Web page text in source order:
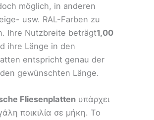
möglich, in anderen
usw. RAL-Farben zu
Ihre Nutzbreite beträgt1,00
ihre Länge in den
entspricht genau der
gewünschten Länge.
Fliesenplatten υπάρχει
ποικιλία σε μήκη. Το